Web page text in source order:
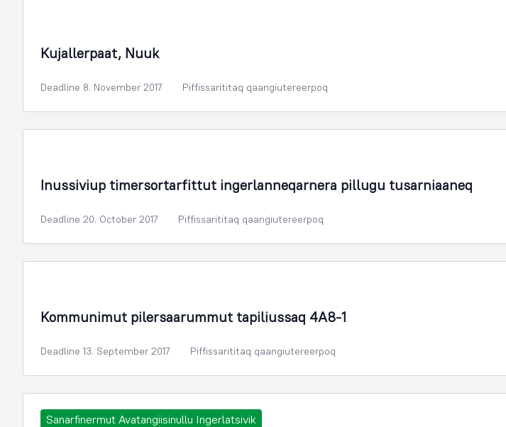
Kujallerpaat, Nuuk
Deadline 8. November 2017 Piffissarititaq qaangiutereerpoq
Inussiviup timersortarfittut ingerlanneqarnera pillugu tusarniaaneq
Deadline 20. October 2017 Piffissarititaq qaangiutereerpoq
Kommunimut pilersaarummut tapiliussaq 4A8-1
Deadline 13. September 2017 Piffissarititaq qaangiutereerpoq
Sanarfinermut Avatangiisinullu Ingerlatsivik